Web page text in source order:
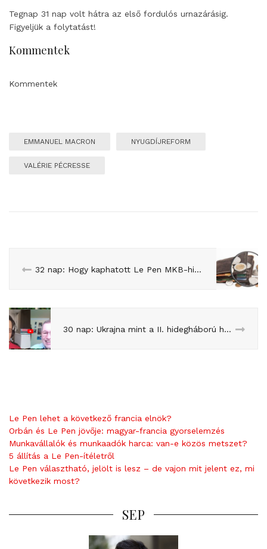
Tegnap 31 nap volt hátra az első fordulós urnazárásig.
Figyeljük a folytatást!
Kommentek
Kommentek
EMMANUEL MACRON NYUGDÍJREFORM
VALÉRIE PÉCRESSE
32 nap: Hogy kaphatott Le Pen MKB-hitelt?, avagy válaszkísérlet a Telex kérdéseire
30 nap: Ukrajna mint a II. hidegháború hadszíntere?
Le Pen lehet a következő francia elnök?
Orbán és Le Pen jövője: magyar-francia gyorselemzés
Munkavállalók és munkaadók harca: van-e közös metszet?
5 állítás a Le Pen-ítéletről
Le Pen választható, jelölt is lesz – de vajon mit jelent ez, mi
következik most?
SEP